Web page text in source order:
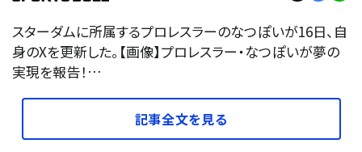
スターダムに所属するプロレスラーのなつぽいが16日、自
身のXを更新した。【画像】プロレスラー・なつぽいが夢の
実現を報告！…
記事全文を見る